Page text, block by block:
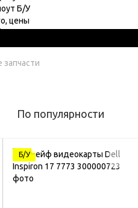
запчасти
По популярности
Б/У